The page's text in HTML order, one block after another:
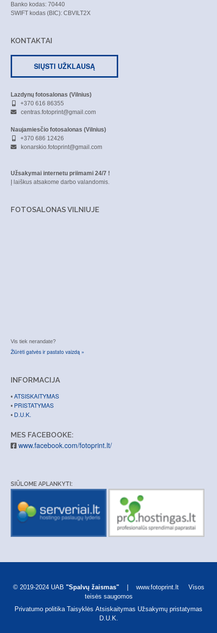
Banko kodas: 70440
SWIFT kodas (BIC): CBVILT2X
KONTAKTAI
SIŲSTI UŽKLAUSĄ
Lazdynų fotosalonas (Vilnius)
+370 616 86355
centras.fotoprint@gmail.com
Naujamiesčio fotosalonas (Vilnius)
+370 686 12426
konarskio.fotoprint@gmail.com
Užsakymai internetu priimami 24/7 !
Į laiškus atsakome darbo valandomis.
FOTOSALONAS VILNIUJE
Vis tiek nerandate?
Žiūrėti gatvės ir pastato vaizdą »
INFORMACIJA
• ATSISKAITYMAS
• PRISTATYMAS
• D.U.K.
MES FACEBOOKE:
www.facebook.com/fotoprint.lt/
SIŪLOME APLANKYTI:
© 2019-2024 UAB "Spalvų žaismas"| www.fotoprint.lt Visos
teisės saugomos
Privatumo politika Taisyklės Atsiskaitymas Užsakymų pristatymas
D.U.K.